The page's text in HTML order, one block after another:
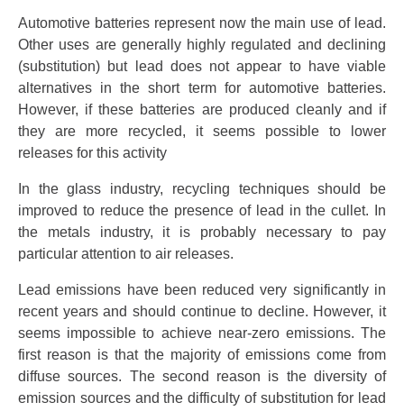
Automotive batteries represent now the main use of lead.
Other uses are generally highly regulated and declining
(substitution) but lead does not appear to have viable
alternatives in the short term for automotive batteries.
However, if these batteries are produced cleanly and if
they are more recycled, it seems possible to lower
releases for this activity
In the glass industry, recycling techniques should be
improved to reduce the presence of lead in the cullet. In
the metals industry, it is probably necessary to pay
particular attention to air releases.
Lead emissions have been reduced very significantly in
recent years and should continue to decline. However, it
seems impossible to achieve near-zero emissions. The
first reason is that the majority of emissions come from
diffuse sources. The second reason is the diversity of
emission sources and the difficulty of substitution for lead